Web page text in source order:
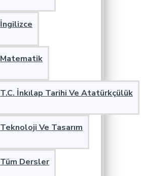
İngilizce
Matematik
T.C. İnkılap Tarihi Ve Atatürkçülük
Teknoloji Ve Tasarım
Tüm Dersler